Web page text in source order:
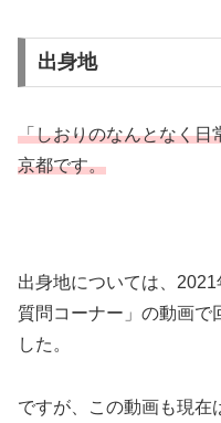
出身地
「しおりのなんとなく日
京都です。
出身地については、
質問コーナー」の動画で
した。
ですが、この動画も現在